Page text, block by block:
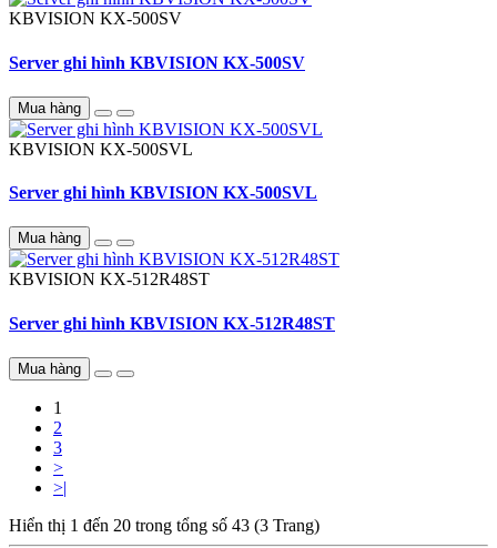
KBVISION KX-500SV
Server ghi hình KBVISION KX-500SV
Mua hàng
KBVISION KX-500SVL
Server ghi hình KBVISION KX-500SVL
Mua hàng
KBVISION KX-512R48ST
Server ghi hình KBVISION KX-512R48ST
Mua hàng
1
2
3
>
>|
Hiển thị 1 đến 20 trong tổng số 43 (3 Trang)